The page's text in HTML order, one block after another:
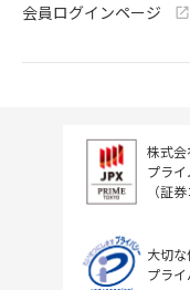
会員ログインページ
株式
プライ
（証
大切
プライ